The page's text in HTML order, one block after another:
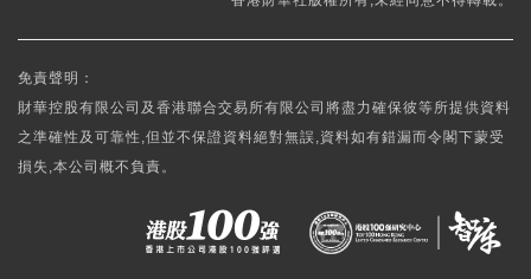
免責聲明：
財華控股有限公司及香港聯合交易所有限公司將盡力確保彼等所提供資料
之準確性及可靠性,但並不保證資料絕對無誤,資料如有錯漏而令閣下蒙受
損失,本公司概不負責。